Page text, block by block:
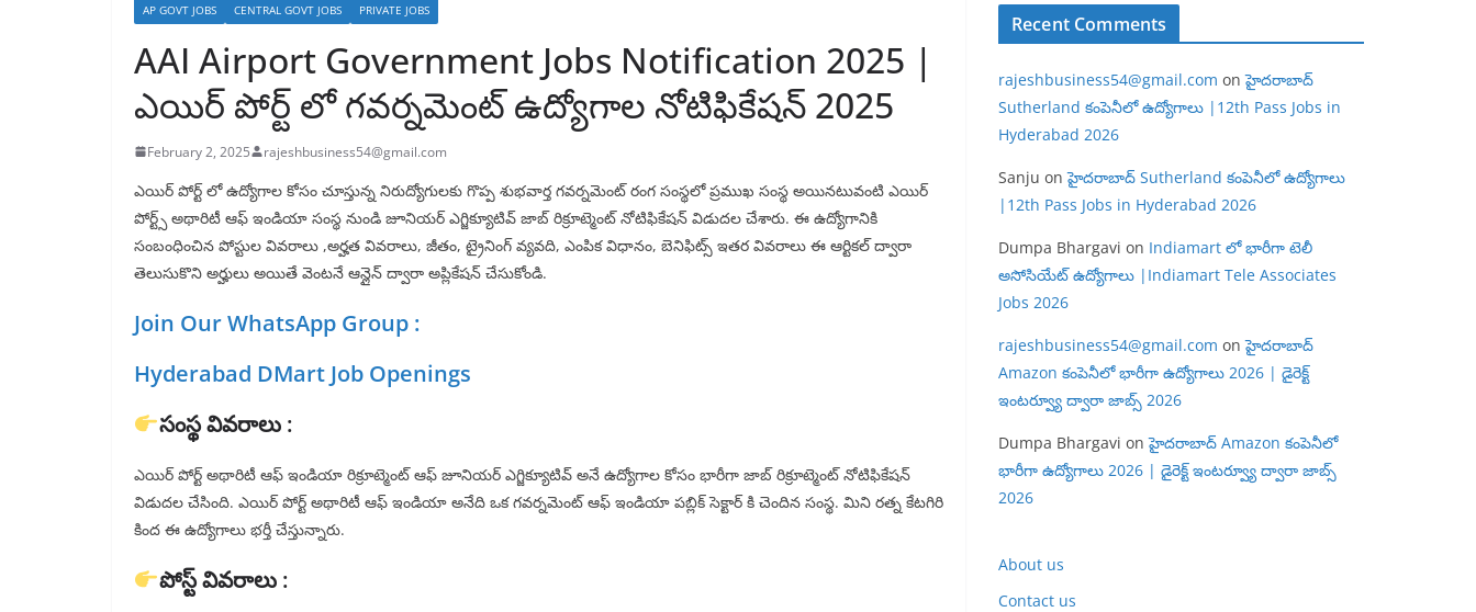
AP GOVT JOBS CENTRAL GOVT JOBS PRIVATE JOBS
AAI Airport Government Jobs Notification 2025 |
ఎయిర్ పోర్ట్ లో గవర్నమెంట్ ఉద్యోగాల నోటిఫికేషన్ 2025
February 2, 2025 rajeshbusiness54@gmail.com
ఎయిర్ పోర్ట్ లో ఉద్యోగాల కోసం చూస్తున్న నిరుద్యోగులకు గొప్ప శుభవార్త గవర్నమెంట్ రంగ సంస్థలో ప్రముఖ సంస్థ అయినటువంటి ఎయిర్
పోర్ట్స్ అథారిటీ ఆఫ్ ఇండియా సంస్థ నుండి జూనియర్ ఎగ్జిక్యూటివ్ జాబ్ రిక్రూట్మెంట్ నోటిఫికేషన్ విడుదల చేశారు. ఈ ఉద్యోగానికి
సంబంధించిన పోస్టుల వివరాలు ,అర్హత వివరాలు, జీతం, ట్రైనింగ్ వ్యవది, ఎంపిక విధానం, బెనిఫిట్స్ ఇతర వివరాలు ఈ ఆర్టికల్ ద్వారా
తెలుసుకొని అర్హులు అయితే వెంటనే ఆన్లైన్ ద్వారా అప్లికేషన్ చేసుకోండి.
Join Our WhatsApp Group :
Hyderabad DMart Job Openings
సంస్థ వివరాలు :
ఎయిర్ పోర్ట్ అథారిటీ ఆఫ్ ఇండియా రిక్రూట్మెంట్ ఆఫ్ జూనియర్ ఎగ్జిక్యూటివ్ అనే ఉద్యోగాల కోసం భారీగా జాబ్ రిక్రూట్మెంట్ నోటిఫికేషన్
విడుదల చేసింది. ఎయిర్ పోర్ట్ అథారిటీ ఆఫ్ ఇండియా అనేది ఒక గవర్నమెంట్ ఆఫ్ ఇండియా పబ్లిక్ సెక్టార్ కి చెందిన సంస్థ. మిని రత్న కేటగిరి
కింద ఈ ఉద్యోగాలు భర్తీ చేస్తున్నారు.
పోస్ట్ వివరాలు :
Recent Comments
rajeshbusiness54@gmail.com onహైదరాబాద్
Sutherland కంపెనీలో ఉద్యోగాలు |12th Pass Jobs in
Hyderabad 2026
Sanju onహైదరాబాద్ Sutherland కంపెనీలో ఉద్యోగాలు
|12th Pass Jobs in Hyderabad 2026
Dumpa Bhargavi on Indiamart లో భారీగా టెలీ
అసోసియేట్ ఉద్యోగాలు |Indiamart Tele Associates
Jobs 2026
rajeshbusiness54@gmail.com onహైదరాబాద్
Amazon కంపెనీలో భారీగా ఉద్యోగాలు 2026 | డైరెక్ట్
ఇంటర్వ్యూ ద్వారా జాబ్స్ 2026
Dumpa Bhargavi onహైదరాబాద్ Amazon కంపెనీలో
భారీగా ఉద్యోగాలు 2026 | డైరెక్ట్ ఇంటర్వ్యూ ద్వారా జాబ్స్
2026
About us
Contact us